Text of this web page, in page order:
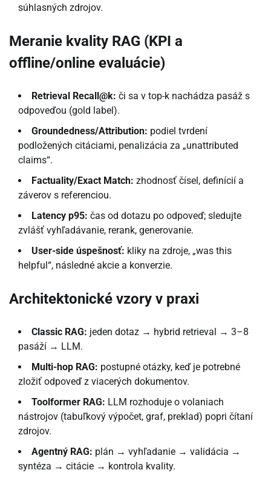
súhlasných zdrojov.
Meranie kvality RAG (KPI a
offline/online evaluácie)
Retrieval Recall@k: či sa v top-k nachádza pasáž s
odpoveďou (gold label).
Groundedness/Attribution: podiel tvrdení
podložených citáciami, penalizácia za „unattributed
claims“.
Factuality/Exact Match: zhodnosť čísel, definícií a
záverov s referenciou.
Latency p95: čas od dotazu po odpoveď; sledujte
zvlášť vyhľadávanie, rerank, generovanie.
User-side úspešnosť: kliky na zdroje, „was this
helpful“, následné akcie a konverzie.
Architektonické vzory v praxi
Classic RAG: jeden dotaz → hybrid retrieval → 3–8
pasáží → LLM.
Multi-hop RAG: postupné otázky, keď je potrebné
zložiť odpoveď z viacerých dokumentov.
Toolformer RAG: LLM rozhoduje o volaniach
nástrojov (tabuľkový výpočet, graf, preklad) popri čítaní
zdrojov.
Agentný RAG: plán → vyhľadanie → validácia →
syntéza → citácie → kontrola kvality.